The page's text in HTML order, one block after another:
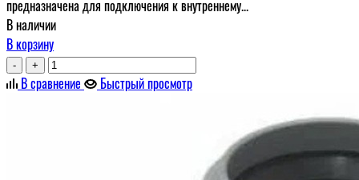
предназначена для подключения к внутреннему...
В наличии
В корзину
- +
В сравнение Быстрый просмотр